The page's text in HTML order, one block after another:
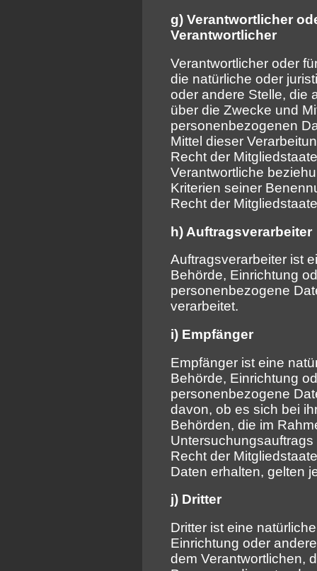
g) Verantwortlicher
Verantwortlicher
Verantwortlicher oder
die natürliche oder
oder andere Stelle, die
über die Zwecke und
personenbezogenen
Mittel dieser
Recht der
Verantwortliche
Kriterien seiner
Recht der
h) Auftragsverarbeiter
Auftragsverarbeiter ist
Behörde, Einrichtung
personenbezogene
verarbeitet.
i) Empfänger
Empfänger ist eine
Behörde, Einrichtung
personenbezogene
davon, ob es sich bei
Behörden, die im
Recht der
Daten erhalten, gelten
j) Dritter
Dritter ist eine
Einrichtung oder
dem Verantwortlichen,